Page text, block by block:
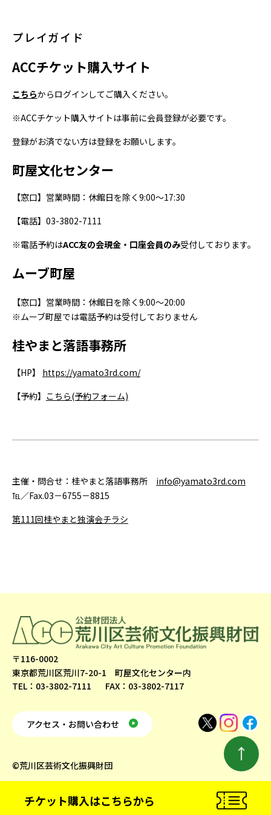
チケット購入はこちらから
プレイガイド
ACCチケット購入サイト
こちらからログインしてご購入ください。
※ACCチケット購入サイトは事前に会員登録が必要です。
登録がお済でない方は登録をお願いします。
町屋文化センター
【窓口】営業時間：休館日を除く9:00～17:30
【電話】03-3802-7111
※電話予約はACC友の会現金・口座会員のみ受付しております。
ムーブ町屋
【窓口】営業時間：休館日を除く9:00～20:00
※ムーブ町屋では電話予約は受付しておりません
桂やまと落語事務所
【HP】 https://yamato3rd.com/
【予約】 こちら(予約フォーム)
主催・問合せ：桂やまと落語事務所 info@yamato3rd.com
℡／Fax.03－6755－8815
第111回桂やまと独演会チラシ
〒116-0002
東京都荒川区荒川7-20-1 町屋文化センター内
TEL：03-3802-7111
FAX：03-3802-7117
アクセス・お問い合わせ
©荒川区芸術文化振興財団